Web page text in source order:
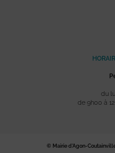
du
de 9h00 à
© Mairie d'Agon-